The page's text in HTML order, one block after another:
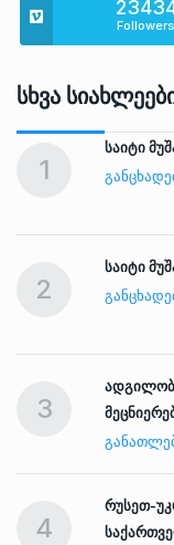
Followers
Სხვა
1
საიტი
2
საიტი
3
4
რუსეთ-